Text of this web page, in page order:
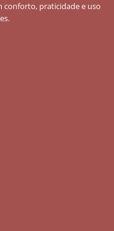
conforto, praticidade e uso